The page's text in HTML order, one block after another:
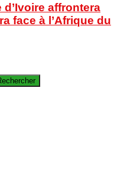
affrontera
face à l’Afrique du